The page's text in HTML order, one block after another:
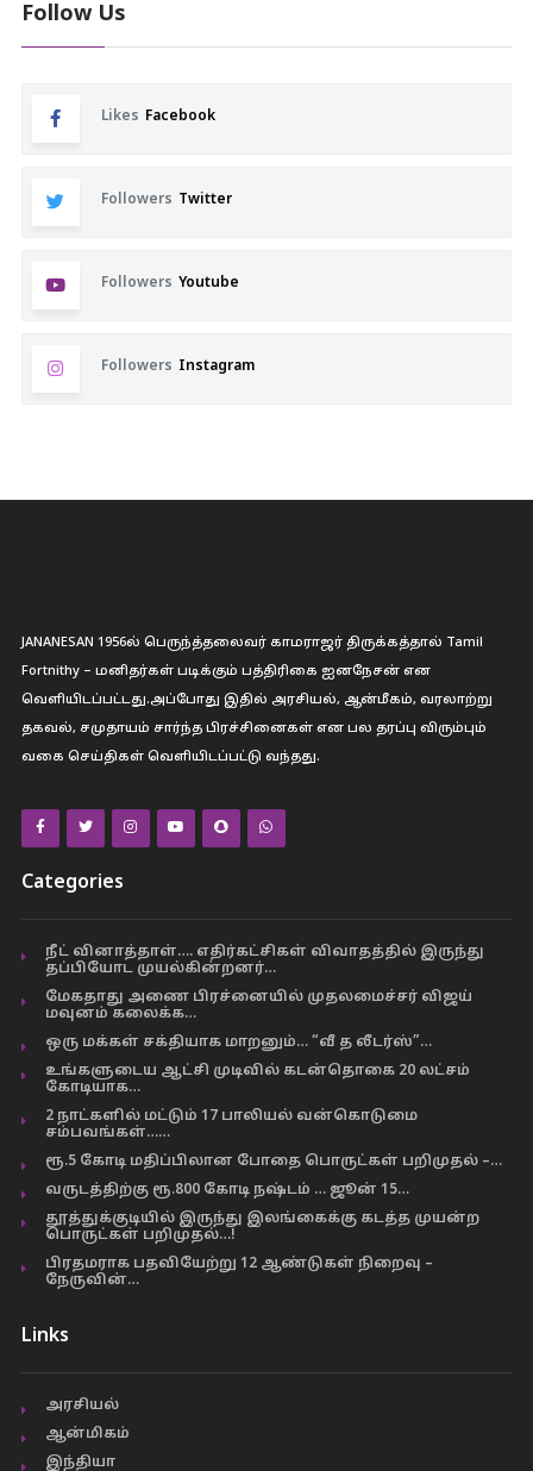
Follow Us
Likes Facebook
Followers Twitter
Followers Youtube
Followers Instagram
JANANESAN 1956ல் பெருந்த்தலைவர் காமராஜர் திருக்கத்தால் Tamil
Fortnithy – மனிதர்கள் படிக்கும் பத்திரிகை ஐனநேசன் என
வெளியிடப்பட்டது.அப்போது இதில் அரசியல், ஆன்மீகம், வரலாற்று
தகவல், சமுதாயம் சார்ந்த பிரச்சினைகள் என பல தரப்பு விரும்பும்
வகை செய்திகள் வெளியிடப்பட்டு வந்தது.
Categories
நீட் வினாத்தாள்…. எதிர்கட்சிகள் விவாதத்தில் இருந்து
தப்பியோட முயல்கின்றனர்…
மேகதாது அணை பிரச்னையில் முதலமைச்சர் விஜய்
மவுனம் கலைக்க…
ஒரு மக்கள் சக்தியாக மாறனும்… “வீ த லீடர்ஸ்”…
உங்களுடைய ஆட்சி முடிவில் கடன்தொகை 20 லட்சம்
கோடியாக…
2 நாட்களில் மட்டும் 17 பாலியல் வன்கொடுமை
சம்பவங்கள்……
ரூ.5 கோடி மதிப்பிலான போதை பொருட்கள் பறிமுதல் –…
வருடத்திற்கு ரூ.800 கோடி நஷ்டம் … ஜூன் 15…
தூத்துக்குடியில் இருந்து இலங்கைக்கு கடத்த முயன்ற
பொருட்கள் பறிமுதல்…!
பிரதமராக பதவியேற்று 12 ஆண்டுகள் நிறைவு –
நேருவின்…
Links
அரசியல்
ஆன்மிகம்
இந்தியா